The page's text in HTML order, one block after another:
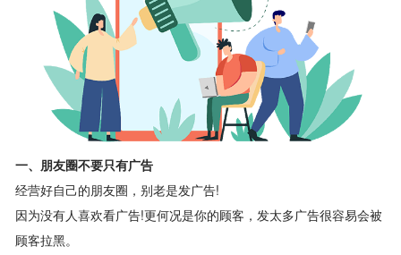
一、朋友圈不要只有广告
经营好自己的朋友圈，别老是发广告!
因为没有人喜欢看广告!更何况是你的顾客，发太多广告很容易会被
顾客拉黑。